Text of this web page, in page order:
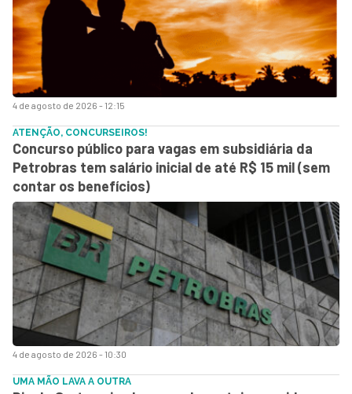
4 de agosto de 2026 - 12:15
4 de agosto de 2026 - 10:30
ATENÇÃO, CONCURSEIROS!
Concurso público para vagas em subsidiária da
Petrobras tem salário inicial de até R$ 15 mil (sem
contar os benefícios)
UMA MÃO LAVA A OUTRA